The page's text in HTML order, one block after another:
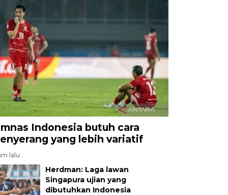
Indonesia butuh cara
yang lebih variatif
lalu
Herdman: Laga lawan
Singapura ujian yang
dibutuhkan Indonesia